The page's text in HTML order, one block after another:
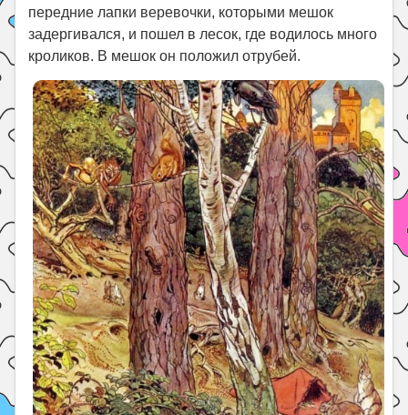
передние лапки веревочки, которыми мешок
задергивался, и пошел в лесок, где водилось много
кроликов. В мешок он положил отрубей.